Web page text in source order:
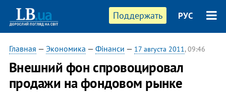
Поддержать РУС
Главная — Экономика — Фінанси — 17 августа 2011, 09:46
Внешний фон спровоцировал
продажи на фондовом рынке